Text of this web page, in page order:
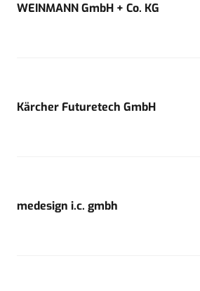
WEINMANN GmbH + Co. KG
Kärcher Futuretech GmbH
medesign i.c. gmbh